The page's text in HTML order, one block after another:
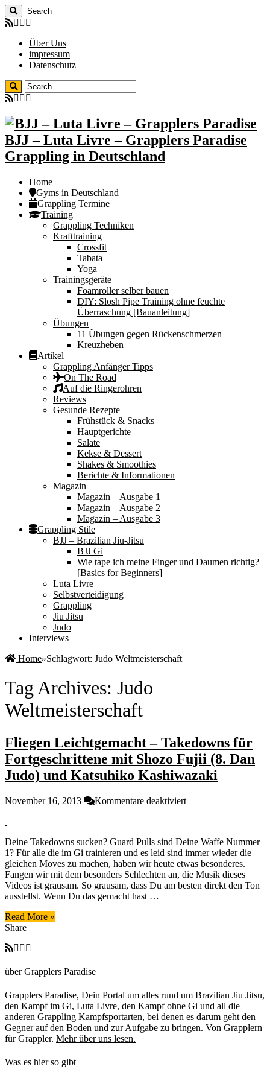
Über Uns
impressum
Datenschutz
BJJ – Luta Livre – Grapplers Paradise
Grappling in Deutschland
Home
Gyms in Deutschland
Grappling Termine
Training
Grappling Techniken
Krafttraining
Crossfit
Tabata
Yoga
Trainingsgeräte
Foamroller selber bauen
DIY: Slosh Pipe Training ohne feuchte
Überraschung [Bauanleitung]
Übungen
11 Übungen gegen Rückenschmerzen
Kreuzheben
Artikel
Grappling Anfänger Tipps
On The Road
Auf die Ringerohren
Reviews
Gesunde Rezepte
Frühstück & Snacks
Hauptgerichte
Salate
Kekse & Dessert
Shakes & Smoothies
Berichte & Informationen
Magazin
Magazin – Ausgabe 1
Magazin – Ausgabe 2
Magazin – Ausgabe 3
Grappling Stile
BJJ – Brazilian Jiu-Jitsu
BJJ Gi
Wie tape ich meine Finger und Daumen richtig?
[Basics for Beginners]
Luta Livre
Selbstverteidigung
Grappling
Jiu Jitsu
Judo
Interviews
Home»Schlagwort: Judo Weltmeisterschaft
Tag Archives: Judo
Weltmeisterschaft
Fliegen Leichtgemacht – Takedowns für
Fortgeschrittene mit Shozo Fujii (8. Dan
Judo) und Katsuhiko Kashiwazaki
November 16, 2013 Kommentare deaktiviertfür
Takedowns
für
Fortgeschrittene
mit
Shozo
Deine Takedowns sucken? Guard Pulls sind Deine Waffe Nummer
1? Für alle die im Gi trainieren und es leid sind immer wieder die
gleichen Moves zu machen, haben wir heute etwas besonderes.
Fangen wir mit dem besonders Schlechten an, die Musik dieses
Videos ist grausam. So grausam, dass Du am besten direkt den Ton
ausstellst. Wenn Du das gemacht hast …
Read More »
Share
über Grapplers Paradise
Grapplers Paradise, Dein Portal um alles rund um Brazilian Jiu Jitsu,
den Kampf im Gi, Luta Livre, den Kampf ohne Gi und all die
anderen Grappling Kampfsportarten, bei denen es darum geht den
Gegner auf den Boden und zur Aufgabe zu bringen. Von Grapplern
für Grappler. Mehr über uns lesen.
Was es hier so gibt